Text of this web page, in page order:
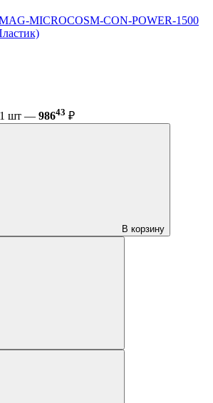
MICROCOSM-CON-POWER-1500
1 шт — 98643 ₽
В корзину